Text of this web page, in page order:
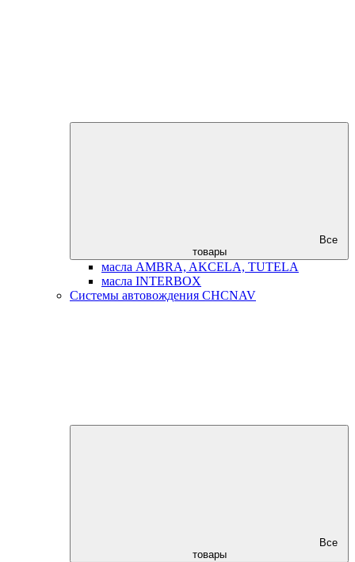
Все
товары
масла AMBRA, AKCELA, TUTELA
масла INTERBOX
Системы автовождения CHCNAV
Все
товары